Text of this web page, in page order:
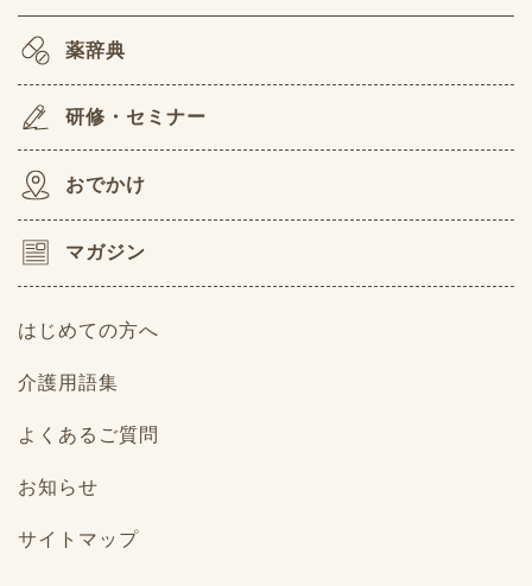
薬辞典
研修・セミナー
おでかけ
マガジン
はじめての方へ
介護用語集
よくあるご質問
お知らせ
サイトマップ